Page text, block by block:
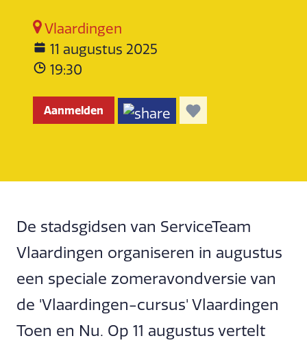
Vlaardingen
11 augustus 2025
19:30
Aanmelden
De stadsgidsen van ServiceTeam
Vlaardingen organiseren in augustus
een speciale zomeravondversie van
de 'Vlaardingen-cursus' Vlaardingen
Toen en Nu. Op 11 augustus vertelt